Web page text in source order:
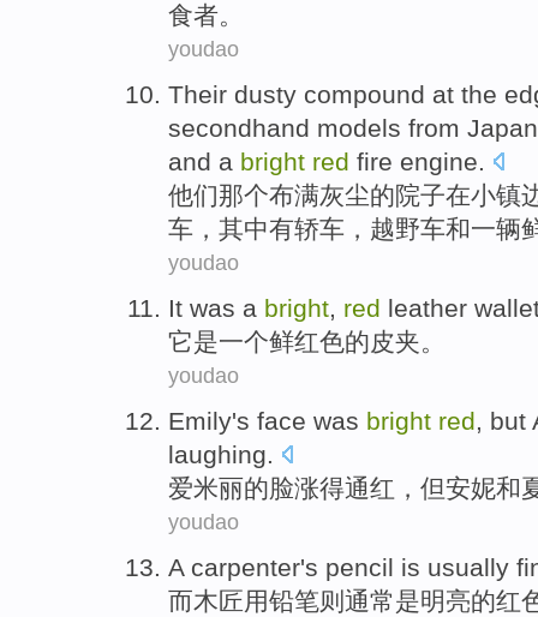
食者。
youdao
Their dusty compound at the
secondhand models from Japan
and a bright red fire engine.
他们那个布满灰尘的院子在小镇
车， 其中有轿车 ， 越野车和一辆
youdao
It was a bright, red leather
它是一个鲜红色的皮夹。
youdao
Emily's face was bright red, but
laughing.
爱米丽的脸涨得通红， 但安妮和
youdao
A carpenter's pencil is usually
而木匠用铅笔则 通常是明亮的红